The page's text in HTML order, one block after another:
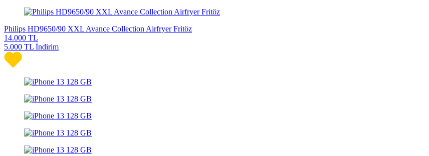
Philips HD9650/90 XXL Avance Collection Airfryer Fritöz
14.000 TL
5.000 TL İndirim